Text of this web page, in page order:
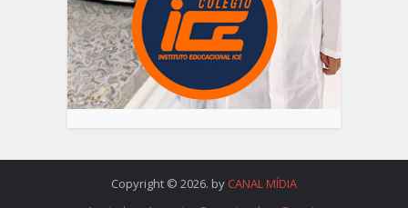
Copyright © 2026. by CANAL MÍDIA